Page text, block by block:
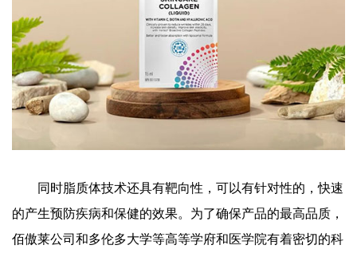
同时脂质体技术还具有靶向性，可以有针对性的，快速
的产生预防疾病和保健的效果。为了确保产品的最高品质，
佰傲莱公司和多伦多大学等高等学府和医学院有着密切的科